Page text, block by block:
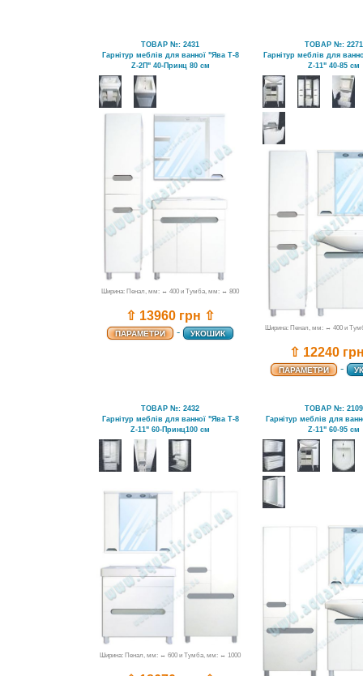
ТОВАР №: 2431
Гарнітур меблів для ванної "Ява Т-8
Z-2П" 40-Принц 80 см
Ширина: Пенал, мм: ↔ 400 и Тумба, мм: ↔ 800
⇧ 13960 грн ⇧
ПАРАМЕТРИ - УКОШИК
ТОВАР №: 2271
Гарнітур меблів для
Z-11" 40-85 см
Ширина: Пенал, мм: ↔ 400 и
⇧ 12240
ПАРАМЕТРИ -
ТОВАР №: 2432
Гарнітур меблів для ванної "Ява Т-8
Z-11" 60-Принц100 см
Ширина: Пенал, мм: ↔ 600 и Тумба, мм: ↔ 1000
ТОВАР №: 2109
Гарнітур меблів для
Z-11" 60-95 см